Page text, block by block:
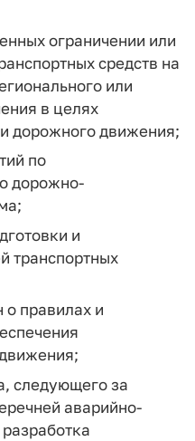
ограничении или
средств на
или
в целях
дорожного движения;
по
дорожно-
и
транспортных
правилах и
следующего за
аварийно-